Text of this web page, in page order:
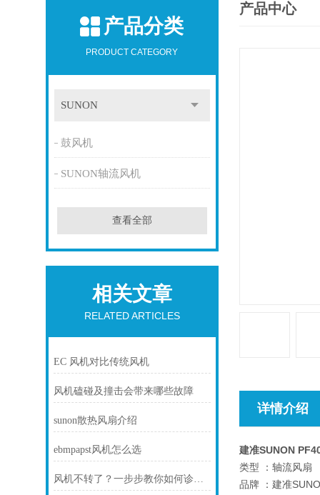
产品分类
PRODUCT CATEGORY
SUNON
鼓风机
SUNON轴流风机
查看全部
相关文章
RELATED ARTICLES
EC 风机对比传统风机
风机磕碰及撞击会带来哪些故障
sunon散热风扇介绍
ebmpapst风机怎么选
风机不转了？一步步教你如何诊断故障
产品中心
详情介绍
建准SUNON
类型 ：轴流风扇
品牌 ：建准